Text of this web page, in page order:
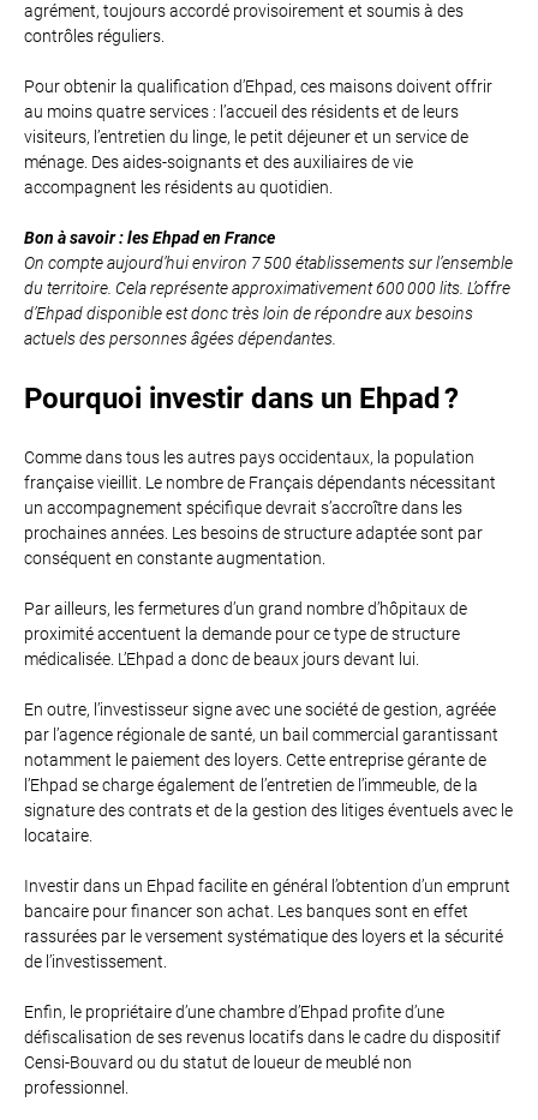
agrément, toujours accordé provisoirement et soumis à des
contrôles réguliers.
Pour obtenir la qualification d’Ehpad, ces maisons doivent offrir
au moins quatre services : l’accueil des résidents et de leurs
visiteurs, l’entretien du linge, le petit déjeuner et un service de
ménage. Des aides-soignants et des auxiliaires de vie
accompagnent les résidents au quotidien.
Bon à savoir : les Ehpad en France
On compte aujourd’hui environ 7 500 établissements sur l’ensemble
du territoire. Cela représente approximativement 600 000 lits. L’offre
d’Ehpad disponible est donc très loin de répondre aux besoins
actuels des personnes âgées dépendantes.
Pourquoi investir dans un Ehpad ?
Comme dans tous les autres pays occidentaux, la population
française vieillit. Le nombre de Français dépendants nécessitant
un accompagnement spécifique devrait s’accroître dans les
prochaines années. Les besoins de structure adaptée sont par
conséquent en constante augmentation.
Par ailleurs, les fermetures d’un grand nombre d’hôpitaux de
proximité accentuent la demande pour ce type de structure
médicalisée. L’Ehpad a donc de beaux jours devant lui.
En outre, l’investisseur signe avec une société de gestion, agréée
par l’agence régionale de santé, un bail commercial garantissant
notamment le paiement des loyers. Cette entreprise gérante de
l’Ehpad se charge également de l’entretien de l’immeuble, de la
signature des contrats et de la gestion des litiges éventuels avec le
locataire.
Investir dans un Ehpad facilite en général l’obtention d’un emprunt
bancaire pour financer son achat. Les banques sont en effet
rassurées par le versement systématique des loyers et la sécurité
de l’investissement.
Enfin, le propriétaire d’une chambre d’Ehpad profite d’une
défiscalisation de ses revenus locatifs dans le cadre du dispositif
Censi-Bouvard ou du statut de loueur de meublé non
professionnel.